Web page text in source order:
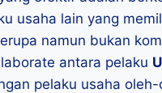
usaha lain yang
namun bukan
antara pelaku
pelaku usaha